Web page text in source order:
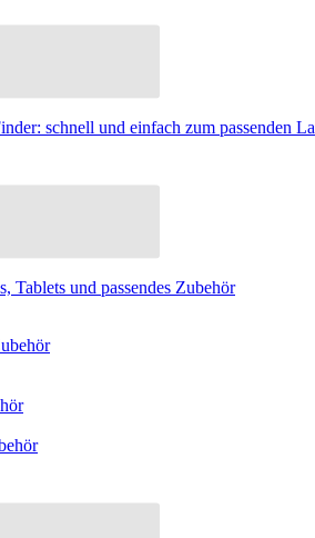
schnell und einfach zum passenden
Tablets und passendes Zubehör